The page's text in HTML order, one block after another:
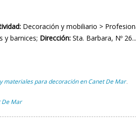
Decoración y mobiliario >
y barnices; Dirección:Sta. Barbara, Nº 26...
materiales para decoración en Canet De Mar ,
De Mar